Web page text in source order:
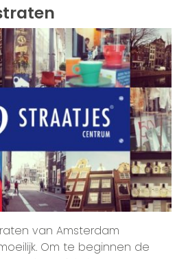
van Amsterdam
Om te beginnen de